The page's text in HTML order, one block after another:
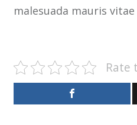
malesuada mauris
Rate